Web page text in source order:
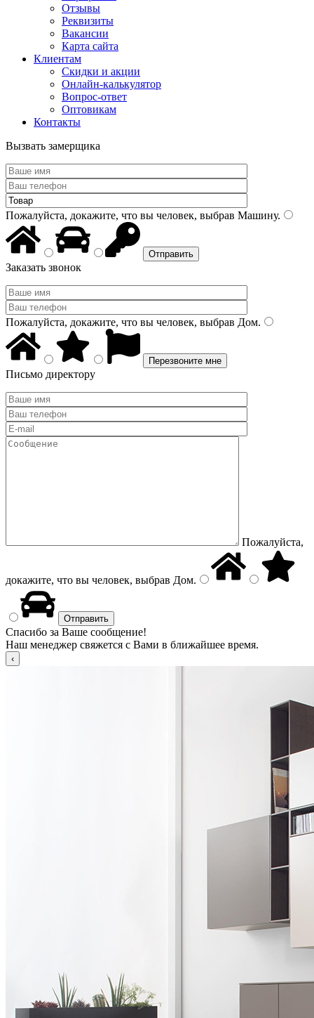
Отзывы
Реквизиты
Вакансии
Карта сайта
Клиентам
Скидки и акции
Онлайн-калькулятор
Вопрос-ответ
Оптовикам
Контакты
Вызвать замерщика
Пожалуйста, докажите, что вы человек, выбрав Машину.
Заказать звонок
Пожалуйста, докажите, что вы человек, выбрав Дом.
Письмо директору
Пожалуйста,
докажите, что вы человек, выбрав Дом.
Спасибо за Ваше сообщение!
Наш менеджер свяжется с Вами в ближайшее время.